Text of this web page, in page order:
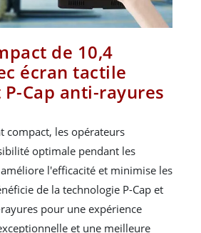
de 10,4
écran tactile
Cap anti-rayures
compact, les opérateurs
optimale pendant les
l'efficacité et minimise les
de la technologie P-Cap et
pour une expérience
et une meilleure